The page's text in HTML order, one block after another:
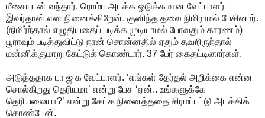
மீசையுடன் வந்தார். ரொம்ப அடக்க ஒடுக்கமான வேட்பாளர்
இவர்தான் என நினைக்கிறேன். குனிந்த தலை நிமிராமல் பேசினார்.
(நிமிர்ந்தால் எழுதியதைப் படிக்க முடியாமல் போவதும் காரணம்)
பூராவும் படித்துவிட்டு நான் சொன்னதில் ஏதும் தவறிருந்தால்
மன்னிக்குமாறு கேட்டுக் கொண்டார். 37 பேர் கைதட்டினார்கள்.
அடுத்ததாக பா ஜ க வேட்பாளர். ’எங்கள் தேர்தல் அறிக்கை என்ன
சொல்கிறது தெரியுமா’ என்று பேச ‘ஏன்.. உங்களுக்கே
தெரியலையா?’ என்று கேட்க நினைத்ததை சிரமப்பட்டு அடக்கிக்
கொண்டேன்.